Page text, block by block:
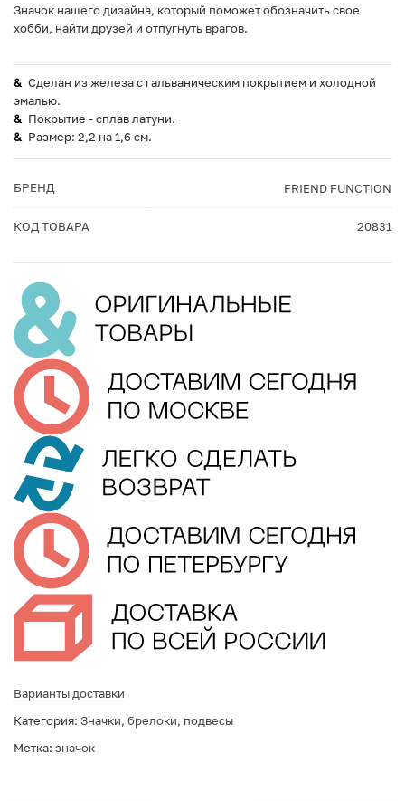
Значок нашего дизайна, который поможет обозначить свое
хобби, найти друзей и отпугнуть врагов.
Сделан из железа с гальваническим покрытием и холодной
эмалью.
Покрытие - сплав латуни.
Размер: 2,2 на 1,6 см.
БРЕНД FRIEND FUNCTION
КОД ТОВАРА 20831
Варианты доставки
Категория: Значки, брелоки, подвесы
Метка: значок